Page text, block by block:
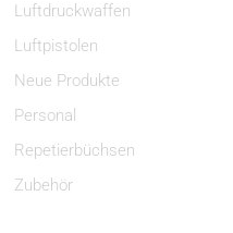
Luftdruckwaffen
Luftpistolen
Neue Produkte
Personal
Repetierbüchsen
Zubehör